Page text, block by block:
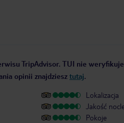
TripAdvisor. TUI nie
opinii znajdziesz tutaj.
Lokalizacja
Jakość
Pokoje